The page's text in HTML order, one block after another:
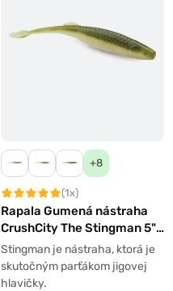
+8
(1x)
Rapala Gumená nástraha
CrushCity The Stingman 5"
12,5cm 8g 6ks
Stingman je nástraha, ktorá je
skutočným parťákom jigovej
hlavičky.